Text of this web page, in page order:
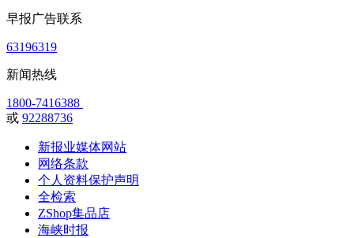
早报广告联系
63196319
新闻热线
1800-7416388
或 92288736
新报业媒体网站
网络条款
个人资料保护声明
全检索
ZShop集品店
海峡时报